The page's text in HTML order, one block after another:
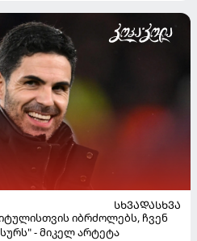
ᲡᲮᲕᲐᲓᲐᲡᲮᲕᲐ
იბრძოლებს, ჩვენ
- მიკელ არტეტა